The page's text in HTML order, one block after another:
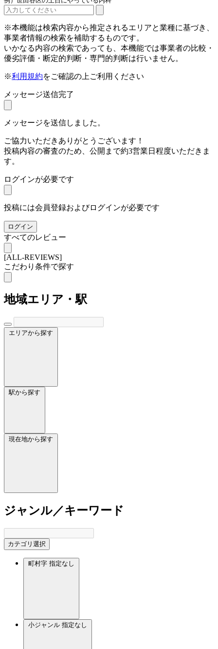
※本機能は検索内容から推定されるエリアと業種に基づき、
事業者情報の検索を補助するものです。
いかなる内容の検索であっても、本機能では事業者の比較・
優劣評価・断定的判断・専門的判断は行いません。
※利用規約をご確認の上ご利用ください
メッセージ送信完了
メッセージを送信しました。
ご協力いただきありがとうございます！
投稿内容の審査のため、公開まで約3営業日程度いただきま
す。
ログインが必要です
投稿には会員登録およびログインが必要です
ログイン
すべてのレビュー
[ALL-REVIEWS]
こだわり条件で探す
地域エリア・駅
エリアから探す
駅から探す
現在地から探す
ジャンル／キーワード
カテゴリ選択
町村字 指定なし
小ジャンル 指定なし